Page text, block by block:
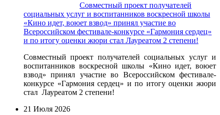
Совместный проект получателей
социальных услуг и воспитанников воскресной школы
«Кино идет, воюет взвод» принял участие во
Всероссийском фестивале-конкурсе «Гармония сердец»
и по итогу оценки жюри стал Лауреатом 2 степени!
Совместный проект получателей социальных услуг и
воспитанников воскресной школы «Кино идет, воюет
взвод» принял участие во Всероссийском фестивале-
конкурсе «Гармония сердец» и по итогу оценки жюри
стал Лауреатом 2 степени!
21 Июля 2026